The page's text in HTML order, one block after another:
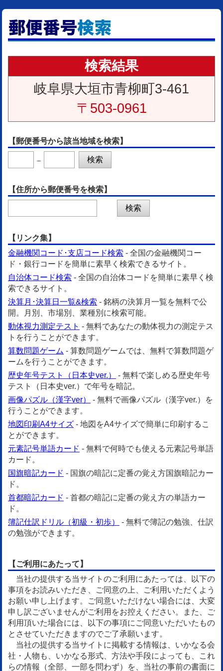
検索結果
岐阜県大垣市青柳町3-461
〒503-0961
【郵便番号から該当地域を検索】
－
【住所から郵便番号を検索】
【リンク集】
金融機関コード･支店コード検索 - 全国の金融機関コー
ド・銀行コードを簡単に素早く検索できるサイト。
自治体コード検索 - 全国の自治体コードを簡単に素早く検
索できるサイト。
決算月･決算日一覧&検索 - 銘柄の決算月一覧を無料で公
開。月別、市場別、業種別に検索可能。
動体視力測定テスト - 無料であなたの動体視力の測定テス
トを行うことができます。
算数問題ゲーム - 算数問題ゲームでは、無料で算数問題ゲ
ームを行うことができます。
歴史年号テスト（日本史ver.）
- 無料で楽しめる歴史年号
テスト（日本史ver.）で年号を暗記。
画像パズル（漢字ver）
- 無料で画像パズル（漢字ver.）を
行うことができます。
地図印刷A4サイズ - 地図をA4サイズで簡単に印刷するこ
とができます。
元素記号単語カード - 無料で何時でも使える元素記号単語
カード。
国旗暗記カード - 国旗の暗記に定番の覚え方国旗暗記カー
ド。
首都暗記カード - 首都の暗記に定番の覚え方の単語カー
ド。
簿記仕訳ドリル（初級・初歩）
- 無料で簿記の勉強、仕訳
の勉強ができます。
【ご利用にあたって】
当社の提供する当サイトのご利用にあたっては、以下の
事項をお読みいただき、ご同意の上、ご利用いただくよう
お願い申し上げます。ご同意いただけない場合には、大変
申し訳ございませんがご利用をお控えください。また、ご
利用頂いた場合には、以下の事項にご同意いただいたもの
とさせていただきますのでご了承願います。
当社の提供する当サイトに掲載する情報は、いかなる会
社・人物も、いかなる形式、方法や手段によっても、これ
らの情報（全部、一部を問わず）を、当社の事前の書面に